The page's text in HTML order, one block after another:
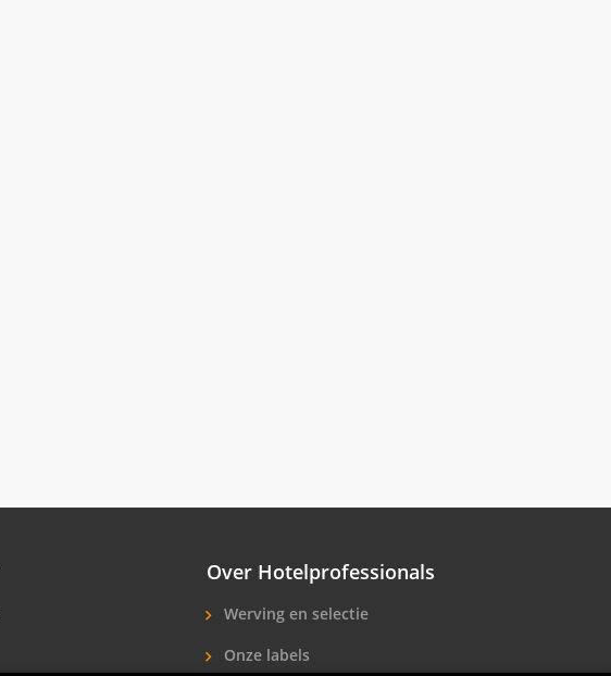
Over Hotelprofessionals
Werving en selectie
Onze labels